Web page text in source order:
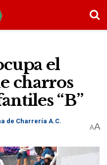
el
charros
“B”
de Charrería A.C.
AA